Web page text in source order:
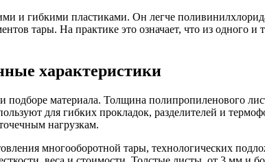
и гибкими пластиками. Он легче
тары. На практике это означает, что из одного
характеристики
материала. Толщина полипропиленового
для гибких прокладок, разделителей и
нагрузкам.
многооборотной тары, технологических